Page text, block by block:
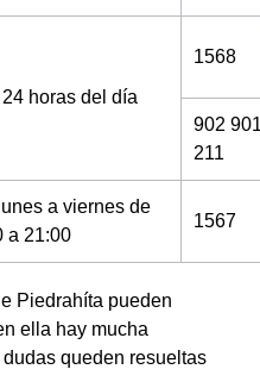
24 horas del día
1568
902
211
a viernes de
a 21:00
1567
Piedrahíta pueden
ella hay mucha
queden resueltas